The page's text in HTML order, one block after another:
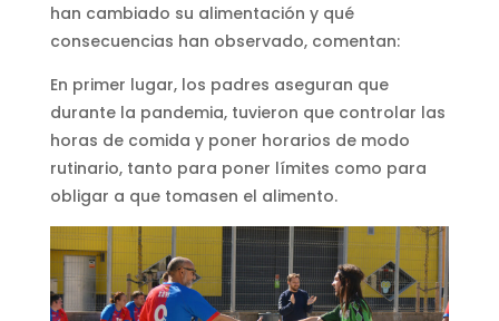
han cambiado su alimentación y qué
consecuencias han observado, comentan:
En primer lugar, los padres aseguran que
durante la pandemia, tuvieron que controlar las
horas de comida y poner horarios de modo
rutinario, tanto para poner límites como para
obligar a que tomasen el alimento.